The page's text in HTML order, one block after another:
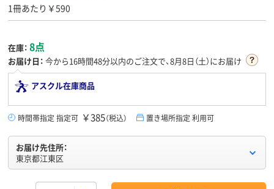
1冊あたり￥590
在庫： 8点
お届け日： 今から16時間48分以内のご注文で、8月8日（土）にお届け
アスクル在庫商品
時間帯指定 指定可 ￥385（税込） 置き場所指定 利用可
お届け先住所：
東京都江東区